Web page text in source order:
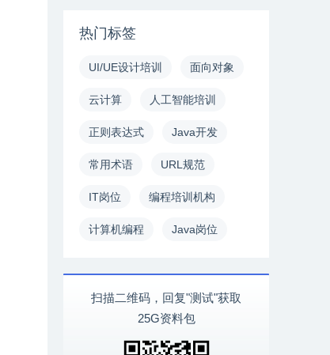
热门标签
UI/UE设计培训 面向对象
云计算 人工智能培训
正则表达式 Java开发
常用术语 URL规范
IT岗位 编程培训机构
计算机编程 Java岗位
扫描二维码，回复"测试"获取
25G资料包